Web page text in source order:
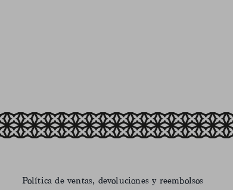
Política de ventas, devoluciones y reembolsos